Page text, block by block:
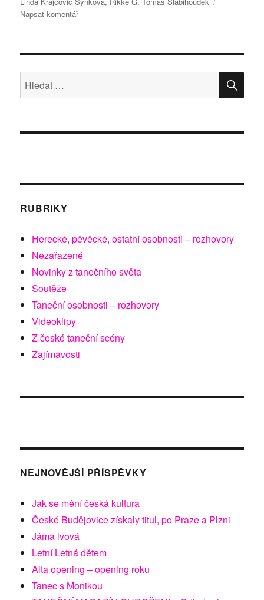
Napsat komentářpro
názvem
Praha
dialog
Hledat:
RUBRIKY
Herecké, pěvěcké, ostatní osobnosti – rozhovory
Nezařazené
Novinky z tanečního světa
Soutěže
Taneční osobnosti – rozhovory
Videoklipy
Z české taneční scény
Zajímavosti
NEJNOVĚJŠÍ PŘÍSPĚVKY
Jak se mění česká kultura
České Budějovice získaly titul, po Praze a Plzni
Jáma lvová
Letní Letná dětem
Alta opening – opening roku
Tanec s Monikou